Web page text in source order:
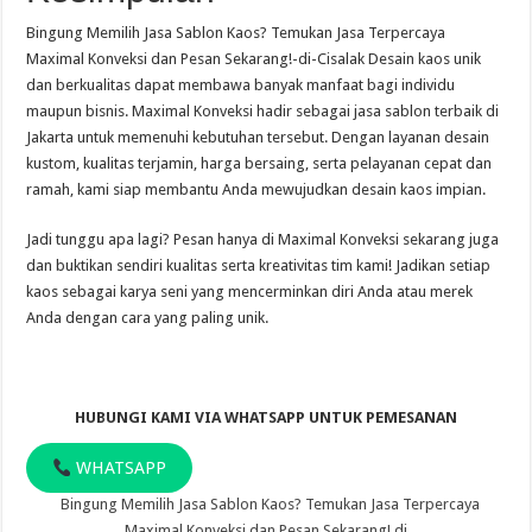
Bingung Memilih Jasa Sablon Kaos? Temukan Jasa Terpercaya
Maximal Konveksi dan Pesan Sekarang!-di-Cisalak Desain kaos unik
dan berkualitas dapat membawa banyak manfaat bagi individu
maupun bisnis. Maximal Konveksi hadir sebagai jasa sablon terbaik di
Jakarta untuk memenuhi kebutuhan tersebut. Dengan layanan desain
kustom, kualitas terjamin, harga bersaing, serta pelayanan cepat dan
ramah, kami siap membantu Anda mewujudkan desain kaos impian.
Jadi tunggu apa lagi? Pesan hanya di Maximal Konveksi sekarang juga
dan buktikan sendiri kualitas serta kreativitas tim kami! Jadikan setiap
kaos sebagai karya seni yang mencerminkan diri Anda atau merek
Anda dengan cara yang paling unik.
HUBUNGI KAMI VIA WHATSAPP UNTUK PEMESANAN
WHATSAPP
Bingung Memilih Jasa Sablon Kaos? Temukan Jasa Terpercaya